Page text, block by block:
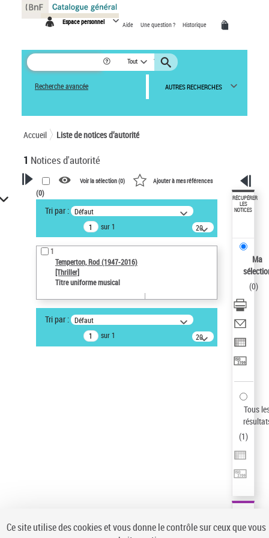
Espace personnel Aide Une question ? Historique
Tout
Recherche avancée AUTRES RECHERCHES
Accueil Liste de notices d’autorité
1 Notices d'autorité
VOTRE RECHERCHE
Recherche avancée dans les
notices d’autorité
Œuvres liées à l'auteur :
Temperton, Rod (1947-2016)
Statut de la notice d’autorité
Notice élémentaire
Type de notice d'autorité
Voir la sélection (0) Ajouter à mes références
(0)
Tri par : Défaut
sur 1
20
résultats/page
1
Temperton, Rod (1947-2016)
[Thriller]
Titre uniforme musical
Tri par : Défaut
sur 1
20
résultats/page
RÉCUPÉRER
LES
NOTICES
Ma
(0)
Tous
(1)
Panneau de gestion des cookies
Ce site utilise des cookies et vous donne le contrôle sur ceux que vous